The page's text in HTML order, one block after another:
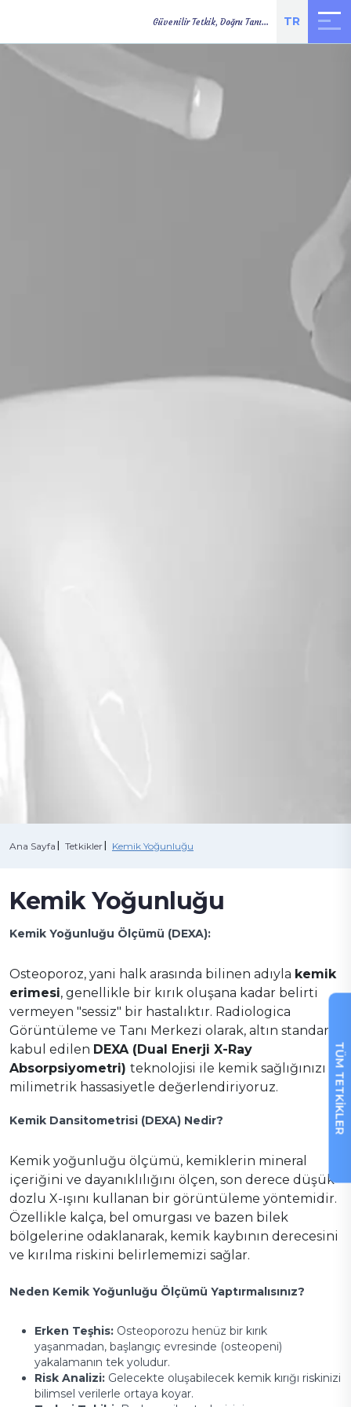
TR
Güvenilir Tetkik, Doğru Tanı...
MEDİKAL KADRO
TÜM TETKİKLER
Ana Sayfa Tetkikler Kemik Yoğunluğu
Kemik Yoğunluğu
Kemik Yoğunluğu Ölçümü (DEXA):
Osteoporoz, yani halk arasında bilinen adıyla kemik
erimesi, genellikle bir kırık oluşana kadar belirti
vermeyen "sessiz" bir hastalıktır. Radiologica
Görüntüleme ve Tanı Merkezi olarak, altın standart
kabul edilen DEXA (Dual Enerji X-Ray
Absorpsiyometri) teknolojisi ile kemik sağlığınızı
milimetrik hassasiyetle değerlendiriyoruz.
Kemik Dansitometrisi (DEXA) Nedir?
Kemik yoğunluğu ölçümü, kemiklerin mineral
içeriğini ve dayanıklılığını ölçen, son derece düşük
dozlu X-ışını kullanan bir görüntüleme yöntemidir.
Özellikle kalça, bel omurgası ve bazen bilek
bölgelerine odaklanarak, kemik kaybının derecesini
ve kırılma riskini belirlememizi sağlar.
Neden Kemik Yoğunluğu Ölçümü Yaptırmalısınız?
Erken Teşhis: Osteoporozu henüz bir kırık
yaşanmadan, başlangıç evresinde (osteopeni)
yakalamanın tek yoludur.
Risk Analizi: Gelecekte oluşabilecek kemik kırığı riskinizi
bilimsel verilerle ortaya koyar.